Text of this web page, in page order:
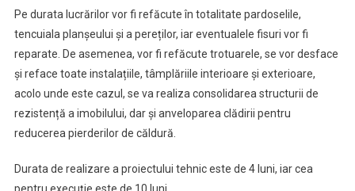
Pe durata lucrărilor vor fi refăcute în totalitate pardoselile,
tencuiala planșeului și a pereților, iar eventualele fisuri vor fi
reparate. De asemenea, vor fi refăcute trotuarele, se vor desface
și reface toate instalațiile, tâmplăriile interioare și exterioare,
acolo unde este cazul, se va realiza consolidarea structurii de
rezistență a imobilului, dar și anveloparea clădirii pentru
reducerea pierderilor de căldură.
Durata de realizare a proiectului tehnic este de 4 luni, iar cea